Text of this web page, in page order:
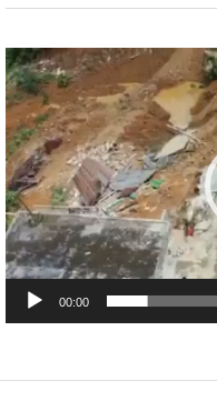
Pemutar
Video
00:00